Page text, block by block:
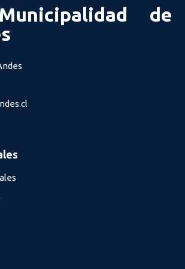
de